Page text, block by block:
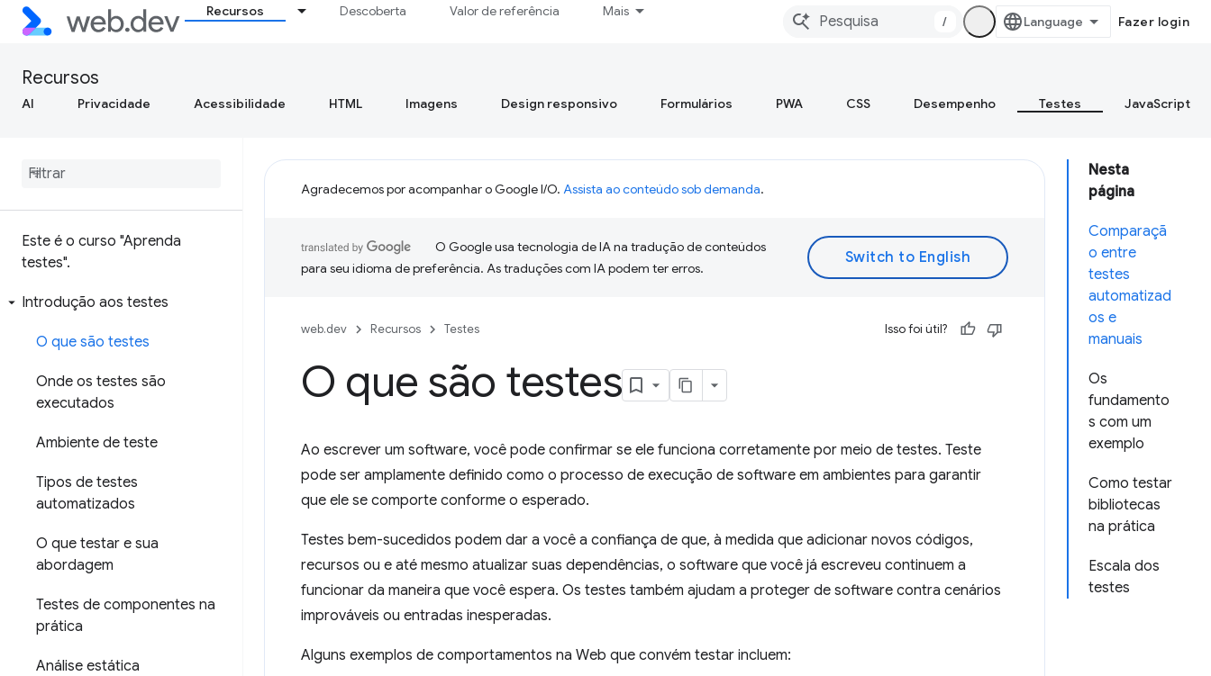
Recursos Descoberta Valor de referência Mais
/ Fazer login
Recursos
AI Privacidade Acessibilidade HTML Imagens Design responsivo Formulários PWA CSS Desempenho Testes JavaScript
Este é o curso "Aprenda
testes".
Introdução aos testes
O que são testes
Onde os testes são
executados
Ambiente de teste
Tipos de testes
automatizados
O que testar e sua
abordagem
Testes de componentes na
prática
Análise estática
Nesta
página
Comparaçã
o entre
testes
automatizad
os e
manuais
Os
fundamento
s com um
exemplo
Como testar
bibliotecas
na prática
Escala dos
testes
Agradecemos por acompanhar o Google I/O. Assista ao conteúdo sob demanda.
O Google usa tecnologia de IA na tradução de conteúdos
para seu idioma de preferência. As traduções com IA podem ter erros.
web.dev Recursos Testes Isso foi útil?
O que são testes
Ao escrever um software, você pode confirmar se ele funciona corretamente por meio de testes. Teste
pode ser amplamente definido como o processo de execução de software em ambientes para garantir
que ele se comporte conforme o esperado.
Testes bem-sucedidos podem dar a você a confiança de que, à medida que adicionar novos códigos,
recursos ou e até mesmo atualizar suas dependências, o software que você já escreveu continuem a
funcionar da maneira que você espera. Os testes também ajudam a proteger de software contra cenários
improváveis ou entradas inesperadas.
Alguns exemplos de comportamentos na Web que convém testar incluem: